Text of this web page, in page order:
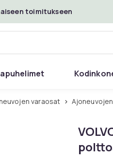
toimitukseen
varaosat